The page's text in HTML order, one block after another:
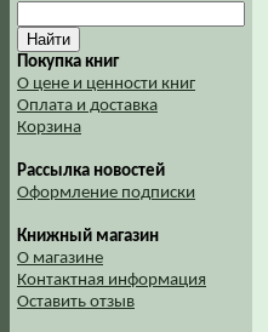
Покупка книг
О цене и ценности книг
Оплата и доставка
Корзина
Рассылка новостей
Оформление подписки
Книжный магазин
О магазине
Контактная информация
Оставить отзыв